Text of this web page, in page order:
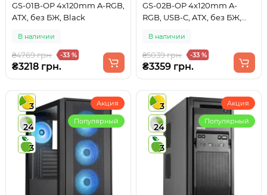
GS-01B-OP 4x120mm A-RGB,
ATX, без БЖ, Black
В наличии
₴4769 грн. -33 %
₴3218 грн.
GS-02B-OP 4x120mm A-
RGB, USB-C, ATX, без БЖ,
В наличии
₴5039 грн. -33 %
₴3359 грн.
3
24
3
Акция
Популярный
3
24
3
Акция
Популярный